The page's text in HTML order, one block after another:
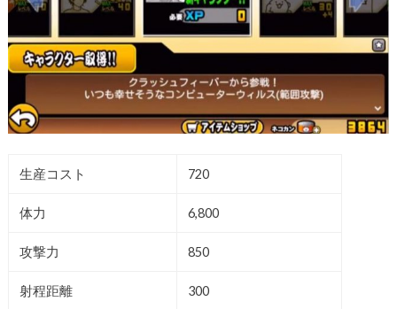
生産コスト 720
体力 6,800
攻撃力 850
射程距離 300